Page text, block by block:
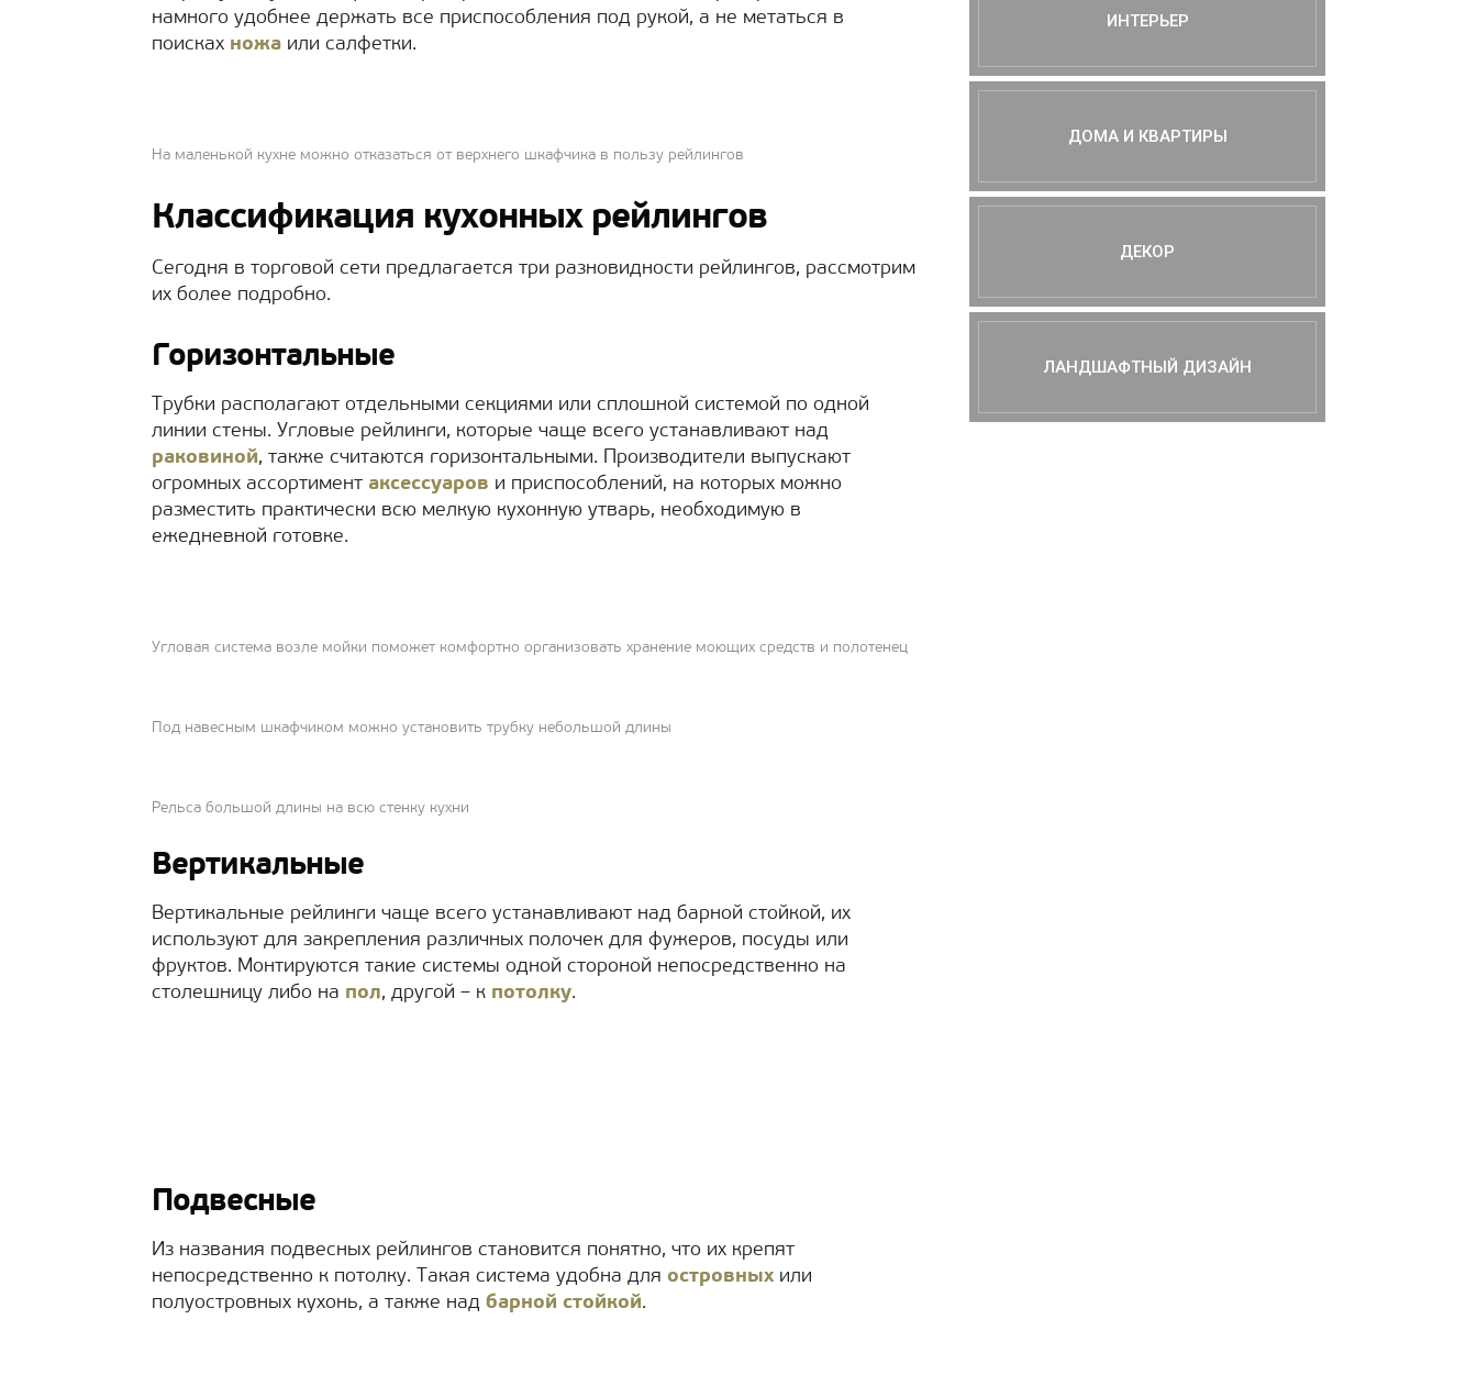
намного удобнее держать все приспособления под рукой, а не метаться в
поисках ножа или салфетки.
На маленькой кухне можно отказаться от верхнего шкафчика в пользу рейлингов
Классификация кухонных рейлингов
Сегодня в торговой сети предлагается три разновидности рейлингов, рассмотрим
их более подробно.
Горизонтальные
Трубки располагают отдельными секциями или сплошной системой по одной
линии стены. Угловые рейлинги, которые чаще всего устанавливают над
раковиной, также считаются горизонтальными. Производители выпускают
огромных ассортимент аксессуаров и приспособлений, на которых можно
разместить практически всю мелкую кухонную утварь, необходимую в
ежедневной готовке.
Угловая система возле мойки поможет комфортно организовать хранение моющих средств и полотенец
Под навесным шкафчиком можно установить трубку небольшой длины
Рельса большой длины на всю стенку кухни
Вертикальные
Вертикальные рейлинги чаще всего устанавливают над барной стойкой, их
используют для закрепления различных полочек для фужеров, посуды или
фруктов. Монтируются такие системы одной стороной непосредственно на
столешницу либо на пол, другой – к потолку.
Подвесные
Из названия подвесных рейлингов становится понятно, что их крепят
непосредственно к потолку. Такая система удобна для островных или
полуостровных кухонь, а также над барной стойкой.
ИНТЕРЬЕР
ДОМА И КВАРТИРЫ
ДЕКОР
ЛАНДШАФТНЫЙ ДИЗАЙН